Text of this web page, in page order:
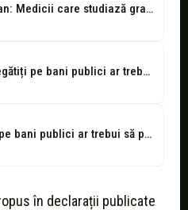
Premierul Ilie Bolojan: Medicii care studiază gratuit în România trebuie să lucreze...
Bolojan: Medicii pregătiți pe bani publici ar trebui să profeseze în țară...
Bolojan: Medicii pregătiți pe bani publici ar trebui să profeseze în țară...
în declarații publicate